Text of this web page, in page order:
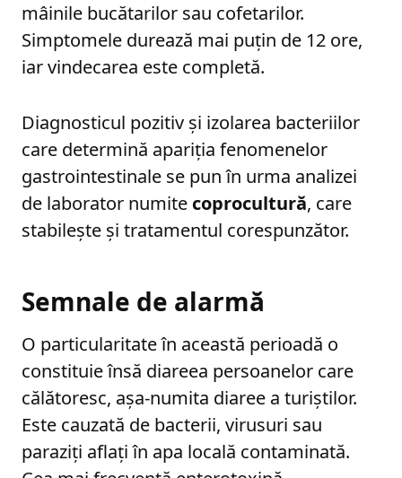
mâinile bucătarilor sau cofetarilor.
Simptomele durează mai puțin de 12 ore,
iar vindecarea este completă.
Diagnosticul pozitiv și izolarea bacteriilor
care determină apariția fenomenelor
gastrointestinale se pun în urma analizei
de laborator numite coprocultură, care
stabilește și tratamentul corespunzător.
Semnale de alarmă
O particularitate în această perioadă o
constituie însă diareea persoanelor care
călătoresc, așa-numita diaree a turiștilor.
Este cauzată de bacterii, virusuri sau
paraziți aflați în apa locală contaminată.